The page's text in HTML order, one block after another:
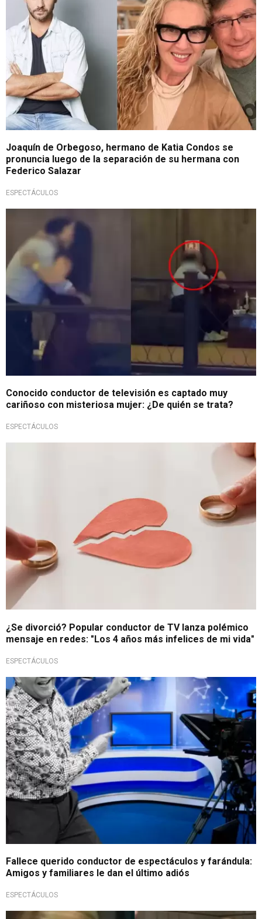
Joaquín de Orbegoso, hermano de Katia Condos se
pronuncia luego de la separación de su hermana con
Federico Salazar
ESPECTÁCULOS
Conocido conductor de televisión es captado muy
cariñoso con misteriosa mujer: ¿De quién se trata?
ESPECTÁCULOS
¿Se divorció? Popular conductor de TV lanza polémico
mensaje en redes: "Los 4 años más infelices de mi vida"
ESPECTÁCULOS
Irremediable pérdida
Fallece querido conductor de espectáculos y farándula:
Amigos y familiares le dan el último adiós
ESPECTÁCULOS